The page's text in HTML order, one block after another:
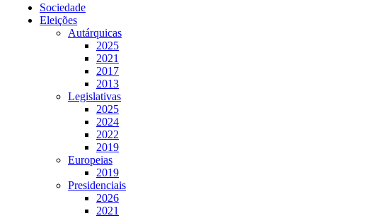
Sociedade
Eleições
Autárquicas
2025
2021
2017
2013
Legislativas
2025
2024
2022
2019
Europeias
2019
Presidenciais
2026
2021